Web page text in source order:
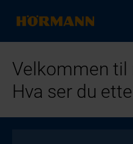
Velkommen til
Hva ser du